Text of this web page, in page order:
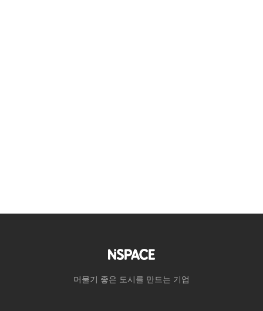
머물기 좋은 도시를 만드는 기업